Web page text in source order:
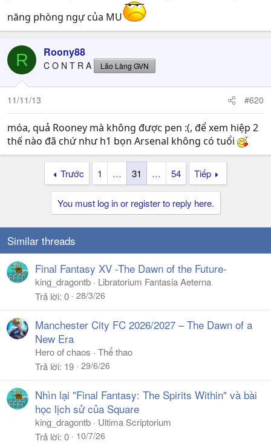
năng phòng ngự của MU
R Roony88
C O N T R A Lão Làng GVN
11/11/13 #620
móa, quả Rooney mà không được pen :(, để xem hiệp 2
thế nào đã chứ như h1 bọn Arsenal không có tuổi
Trước 1 … 31 … 54 Tiếp
You must log in or register to reply here.
Similar threads
Final Fantasy XV -The Dawn of the Future-
king_dragontb
Libratorium Fantasia Aeterna
Trả lời 0 28/3/26
Manchester City FC 2026/2027 – The Dawn of a
New Era
Hero of chaos
Thể thao
Trả lời 19 29/6/26
Nhìn lại "Final Fantasy: The Spirits Within" và bài
học lịch sử của Square
king_dragontb
Ultima Scriptorium
Trả lời 0 10/7/26